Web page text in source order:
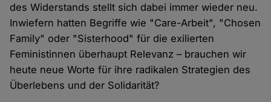
des Widerstands stellt sich dabei immer wieder neu.
Inwiefern hatten Begriffe wie "Care-Arbeit", "Chosen
Family" oder "Sisterhood" für die exilierten
Feministinnen überhaupt Relevanz – brauchen wir
heute neue Worte für ihre radikalen Strategien des
Überlebens und der Solidarität?